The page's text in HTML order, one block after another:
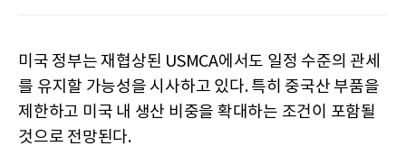
미국 정부는 재협상된 USMCA에서도 일정 수준의 관세
를 유지할 가능성을 시사하고 있다. 특히 중국산 부품을
제한하고 미국 내 생산 비중을 확대하는 조건이 포함될
것으로 전망된다.